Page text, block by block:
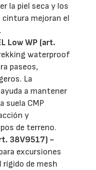
la piel seca y los
mejoran el
Low WP (art.
waterproof
paseos,
La
a mantener
suela CMP
y
de terreno.
38V9517) -
excursiones
rígido de mesh